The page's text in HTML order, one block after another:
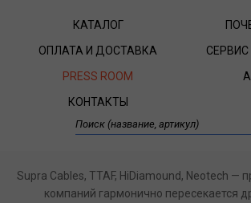
КАТАЛОГ
ОПЛАТА И ДОСТАВКА
СЕРВИС
PRESS ROOM
КОНТАКТЫ
Supra Cables, TTAF, HiDiamound, Neotech —
компаний гармонично пересекается